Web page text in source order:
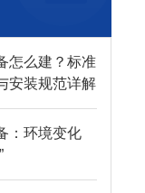
怎么建？标准
安装规范详解
：环境变化